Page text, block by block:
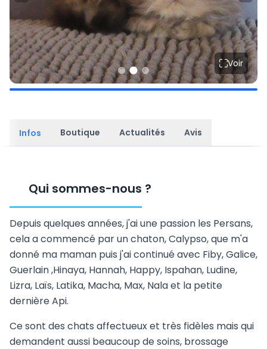
Voir
Infos Boutique Actualités Avis
Qui sommes-nous ?
Depuis quelques années, j'ai une passion les Persans,
cela a commencé par un chaton, Calypso, que m'a
donné ma maman puis j'ai continué avec Fiby, Galice,
Guerlain ,Hinaya, Hannah, Happy, Ispahan, Ludine,
Lizra, Laïs, Latika, Macha, Max, Nala et la petite
dernière Api.
Ce sont des chats affectueux et très fidèles mais qui
demandent aussi beaucoup de soins, brossage